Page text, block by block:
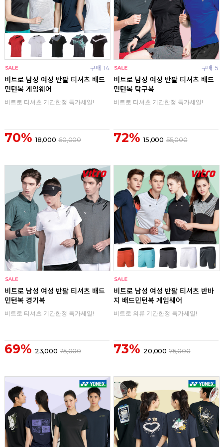
구매 14
비트로 남성 여성 반팔 티셔츠 배드
민턴복 게임웨어
비트로 티셔츠 기간한정 특가세일!
70% 18,000 60,000
구매 5
비트로 남성 여성 반팔 티셔츠 배드
민턴복 탁구복
비트로 티셔츠 기간한정 특가세일!
72% 15,000 55,000
비트로 남성 여성 반팔 티셔츠 배드
민턴복 경기복
비트로 티셔츠 기간한정 특가세일!
69% 23,000 75,000
비트로 남성 여성 반팔 티셔츠 반바
지 배드민턴복 게임웨어
비트로 의류 기간한정 특가세일!
73% 20,000 75,000